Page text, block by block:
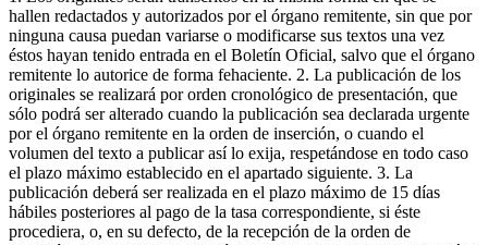
hallen redactados y autorizados por el órgano remitente, sin que por
ninguna causa puedan variarse o modificarse sus textos una vez
éstos hayan tenido entrada en el Boletín Oficial, salvo que el órgano
remitente lo autorice de forma fehaciente. 2. La publicación de los
originales se realizará por orden cronológico de presentación, que
sólo podrá ser alterado cuando la publicación sea declarada urgente
por el órgano remitente en la orden de inserción, o cuando el
volumen del texto a publicar así lo exija, respetándose en todo caso
el plazo máximo establecido en el apartado siguiente. 3. La
publicación deberá ser realizada en el plazo máximo de 15 días
hábiles posteriores al pago de la tasa correspondiente, si éste
procediera, o, en su defecto, de la recepción de la orden de